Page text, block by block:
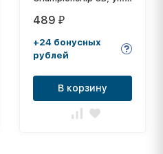
489 ₽
+24 бонусных
рублей
В корзину